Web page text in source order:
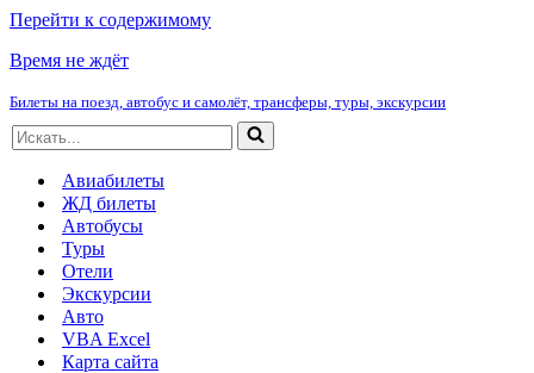
Перейти к содержимому
Время не ждёт
Билеты на поезд, автобус и самолёт, трансферы, туры, экскурсии
Искать...
Авиабилеты
ЖД билеты
Автобусы
Туры
Отели
Экскурсии
Авто
VBA Excel
Карта сайта